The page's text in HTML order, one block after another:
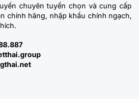
chuyên tuyển chọn và cung cấp
chính hãng, nhập khẩu chính ngạch,